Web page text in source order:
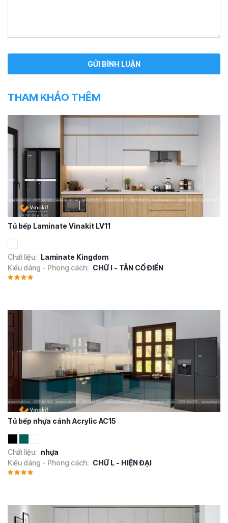
THAM KHẢO THÊM
Tủ bếp Laminate Vinakit LV11
Chất liệu: Laminate Kingdom
Kiểu dáng - Phong cách: CHỮ I - TÂN CỔ ĐIỂN
Tủ bếp nhựa cánh Acrylic AC15
Chất liệu: nhựa
Kiểu dáng - Phong cách: CHỮ L - HIỆN ĐẠI